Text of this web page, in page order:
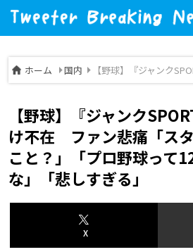
ホーム 国内 【野球】『ジャンク
【野球】『ジャンク
け不在 ファン悲痛「ス
こと？」「プロ野球って
な」「悲しすぎる」
X